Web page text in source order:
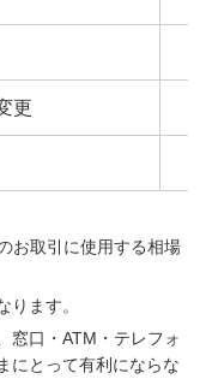
更
お取引に使用する相場
ります。
窓口・ATM・テレフォ
にとって有利にならな